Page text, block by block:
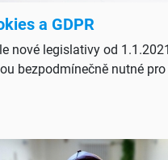
a GDPR
nové legislativy od
bezpodmínečně nutné